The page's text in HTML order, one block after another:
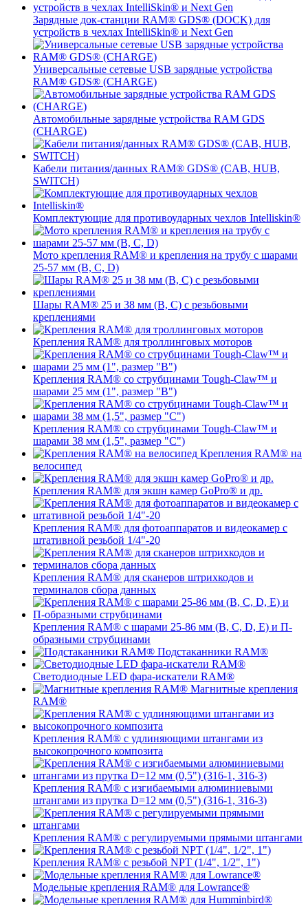
Зарядные док-станции RAM® GDS® (DOCK) для
устройств в чехлах IntelliSkin® и Next Gen
Универсальные сетевые USB зарядные устройства
RAM® GDS® (CHARGE)
Автомобильные зарядные устройства RAM GDS
(CHARGE)
Кабели питания/данных RAM® GDS® (CAB, HUB,
SWITCH)
Комплектующие для противоударных чехлов Intelliskin®
Мото крепления RAM® и крепления на трубу с шарами
25-57 мм (B, C, D)
Шары RAM® 25 и 38 мм (B, C) с резьбовыми
креплениями
Крепления RAM® для троллинговых моторов
Крепления RAM® со струбцинами Tough-Claw™ и
шарами 25 мм (1", размер "B")
Крепления RAM® со струбцинами Tough-Claw™ и
шарами 38 мм (1,5", размер "C")
Крепления RAM® на
велосипед
Крепления RAM® для экшн камер GoPro® и др.
Крепления RAM® для фотоаппаратов и видеокамер с
штативной резьбой 1/4"-20
Крепления RAM® для сканеров штрихкодов и
терминалов сбора данных
Крепления RAM® с шарами 25-86 мм (B, C, D, E) и П-
образными струбцинами
Подстаканники RAM®
Светодиодные LED фара-искатели RAM®
Магнитные крепления
RAM®
Крепления RAM® с удлиняющими штангами из
высокопрочного композита
Крепления RAM® с изгибаемыми алюминиевыми
штангами из прутка D=12 мм (0,5") (316-1, 316-3)
Крепления RAM® c регулируемыми прямыми штангами
Крепления RAM® с резьбой NPT (1/4", 1/2", 1")
Модельные крепления RAM® для Lowrance®